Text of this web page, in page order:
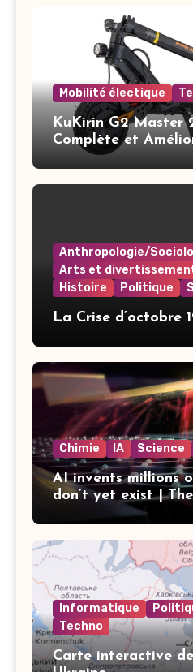
Mobilité électique
KuKirin G2 Master
Complète et
Anthropologie/
Arts et
Histoire
Politique
La Crise d’octobre
Chimie IA Science
AI invents millions
don’t yet exist |
Informatique
Techno
Carte interactive